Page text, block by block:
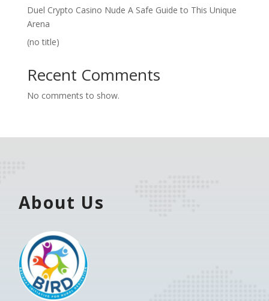
Duel Crypto Casino Nude A Safe Guide to This Unique
Arena
(no title)
Recent Comments
No comments to show.
About Us